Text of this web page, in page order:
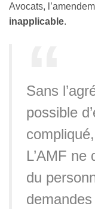
Avocats,
inapplicable.
Sans
possible
L’AMF
du